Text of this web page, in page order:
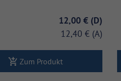
12,00 €
12,40 €
Zum Produkt